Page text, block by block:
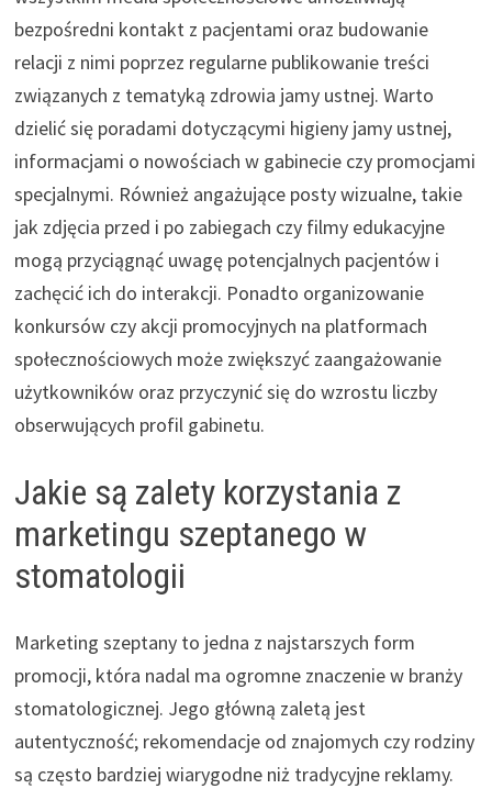
bezpośredni kontakt z pacjentami oraz budowanie
relacji z nimi poprzez regularne publikowanie treści
związanych z tematyką zdrowia jamy ustnej. Warto
dzielić się poradami dotyczącymi higieny jamy ustnej,
informacjami o nowościach w gabinecie czy promocjami
specjalnymi. Również angażujące posty wizualne, takie
jak zdjęcia przed i po zabiegach czy filmy edukacyjne
mogą przyciągnąć uwagę potencjalnych pacjentów i
zachęcić ich do interakcji. Ponadto organizowanie
konkursów czy akcji promocyjnych na platformach
społecznościowych może zwiększyć zaangażowanie
użytkowników oraz przyczynić się do wzrostu liczby
obserwujących profil gabinetu.
Jakie są zalety korzystania z
marketingu szeptanego w
stomatologii
Marketing szeptany to jedna z najstarszych form
promocji, która nadal ma ogromne znaczenie w branży
stomatologicznej. Jego główną zaletą jest
autentyczność; rekomendacje od znajomych czy rodziny
są często bardziej wiarygodne niż tradycyjne reklamy.